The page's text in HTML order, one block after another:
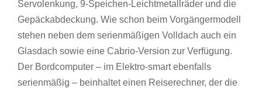
Servolenkung, 9-Speichen-Leichtmetallräder und die
Gepäckabdeckung. Wie schon beim Vorgängermodell
stehen neben dem serienmäßigen Volldach auch ein
Glasdach sowie eine Cabrio-Version zur Verfügung.
Der Bordcomputer – im Elektro-smart ebenfalls
serienmäßig – beinhaltet einen Reiserechner, der die